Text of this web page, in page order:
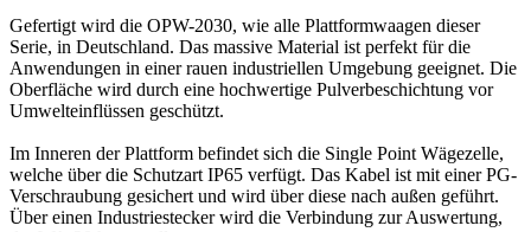
Gefertigt wird die OPW-2030, wie alle Plattformwaagen dieser
Serie, in Deutschland. Das massive Material ist perfekt für die
Anwendungen in einer rauen industriellen Umgebung geeignet. Die
Oberfläche wird durch eine hochwertige Pulverbeschichtung vor
Umwelteinflüssen geschützt.
Im Inneren der Plattform befindet sich die Single Point Wägezelle,
welche über die Schutzart IP65 verfügt. Das Kabel ist mit einer PG-
Verschraubung gesichert und wird über diese nach außen geführt.
Über einen Industriestecker wird die Verbindung zur Auswertung,